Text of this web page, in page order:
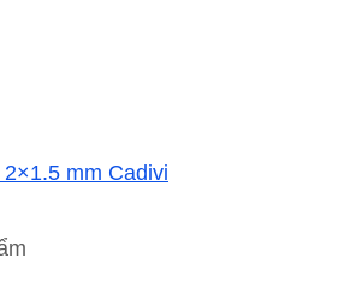
mm Cadivi